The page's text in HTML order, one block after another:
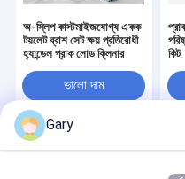
অ-স্লিপ কাস্টমাইজযোগ্য একক
টয়লেট ব্রাশ সেট ক্ষয় প্রতিরোধী
হ্যান্ডেল প্রাক লোড ক্লিনার
ভালো দাম
কিট
বাড়ি
আমাদের
Gary